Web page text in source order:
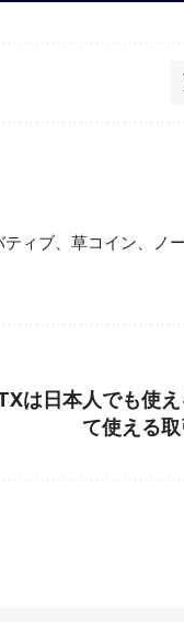
ィブ、草コイン、ノ
は日本人でも使
て使える